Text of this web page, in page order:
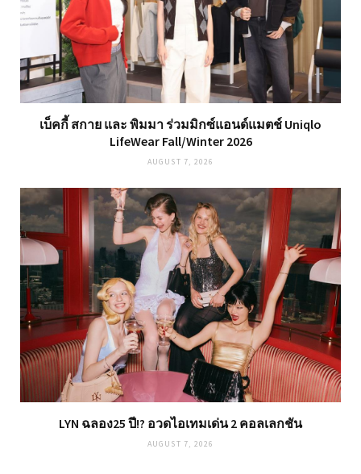
เบ็คกี้ สกาย และ พิมมา ร่วมมิกซ์แอนด์แมตช์ Uniqlo
LifeWear Fall/Winter 2026
AUGUST 7, 2026
LYN ฉลอง25 ปี!? อวดไอเทมเด่น 2 คอลเลกชัน
AUGUST 7, 2026